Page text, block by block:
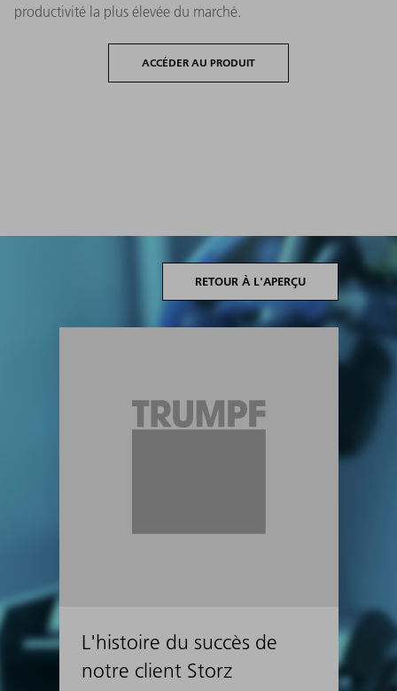
productivité la plus élevée du marché.
ACCÉDER AU PRODUIT
RETOUR À L'APERÇU
L'histoire du succès de
notre client Storz